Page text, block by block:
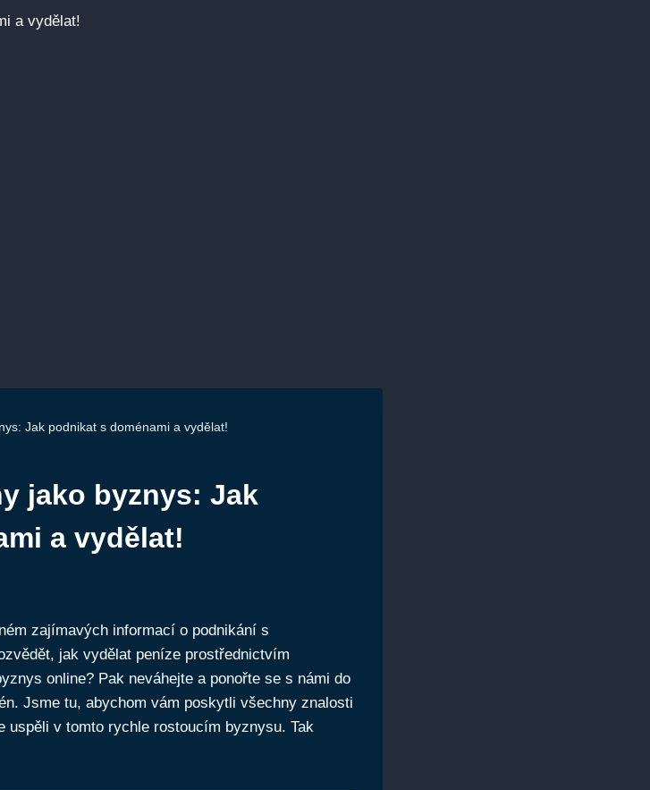
Jak podnikat s doménami a vydělat!
jako byznys: Jak
a vydělat!
zajímavých informací o podnikání s
jak vydělat peníze prostřednictvím
online? Pak neváhejte a ponořte se s námi do
Jsme tu, abychom vám poskytli všechny znalosti
uspěli v tomto rychle rostoucím byznysu. Tak